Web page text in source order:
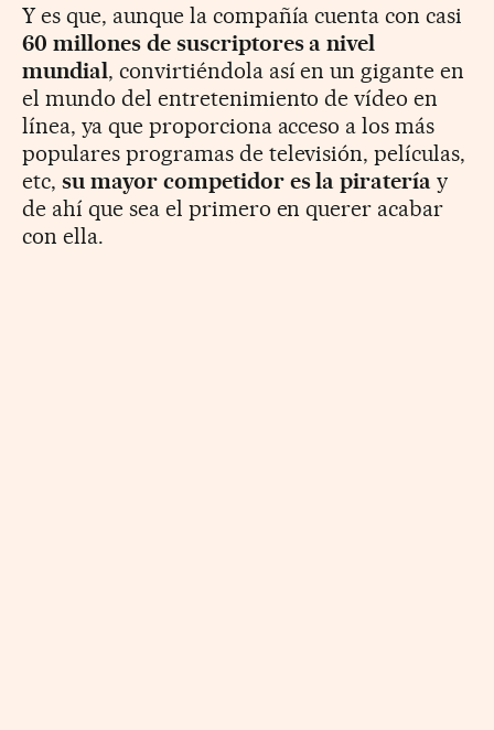
Y es que, aunque la compañía cuenta con casi
60 millones de suscriptores a nivel
mundial, convirtiéndola así en un gigante en
el mundo del entretenimiento de vídeo en
línea, ya que proporciona acceso a los más
populares programas de televisión, películas,
etc, su mayor competidor es la piratería y
de ahí que sea el primero en querer acabar
con ella.